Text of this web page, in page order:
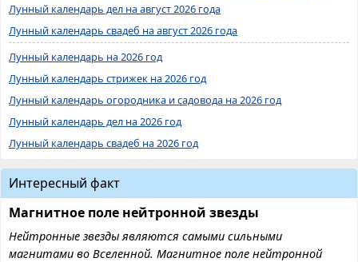
Лунный календарь дел на август 2026 года
Лунный календарь свадеб на август 2026 года
Лунный календарь на 2026 год
Лунный календарь стрижек на 2026 год
Лунный календарь огородника и садовода на 2026 год
Лунный календарь дел на 2026 год
Лунный календарь свадеб на 2026 год
Интересный факт
Магнитное поле нейтронной звезды
Нейтронные звезды являются самыми сильными
магнитами во Вселенной. Магнитное поле нейтронной